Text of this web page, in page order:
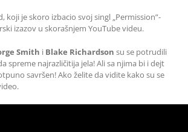
koji je skoro izbacio svoj singl „Permission”-
izazov u skorašnjem YouTube videu.
Smith i Blake Richardson su se potrudili
spreme najrazličitija jela! Ali sa njima bi i dejt
savršen! Ako želite da vidite kako su se